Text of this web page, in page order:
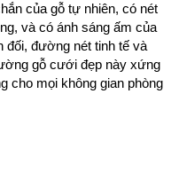
của gỗ tự nhiên, có nét
và có ánh sáng ấm của
đối, đường nét tinh tế và
gỗ cưới đẹp này xứng
cho mọi không gian phòng